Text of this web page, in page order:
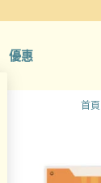
優惠
首頁